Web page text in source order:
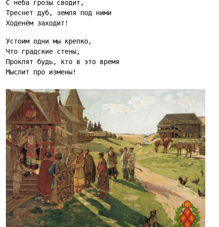
С неба грозы сводит,
Треснет дуб, земля под ними
Ходенём заходит!
Устоим одни мы крепко,
Что градские стены,
Проклят будь, кто в это время
Мыслит про измены!